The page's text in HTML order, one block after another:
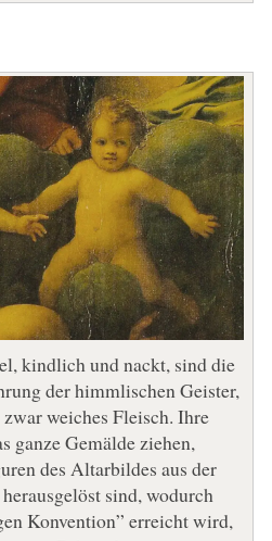
kindlich und nackt, sind die
der himmlischen Geister,
weiches Fleisch. Ihre
ganze Gemälde ziehen,
des Altarbildes aus der
sind, wodurch
Konvention” erreicht wird,